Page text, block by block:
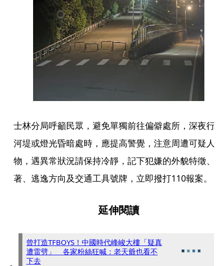
士林分局呼籲民眾，避免單獨前往偏僻處所，深夜行
河堤或燈光昏暗處時，應提高警覺，注意周遭可疑人
物，遇異常狀況請保持冷靜，記下犯嫌的外貌特徵、
著、逃逸方向及交通工具號牌，立即撥打110報案。
延伸閱讀
曾打造TFBOYS！中國時代峰峻大樓「疑真
遭雷劈」 各家粉絲狂喊：老天爺也看不
下去